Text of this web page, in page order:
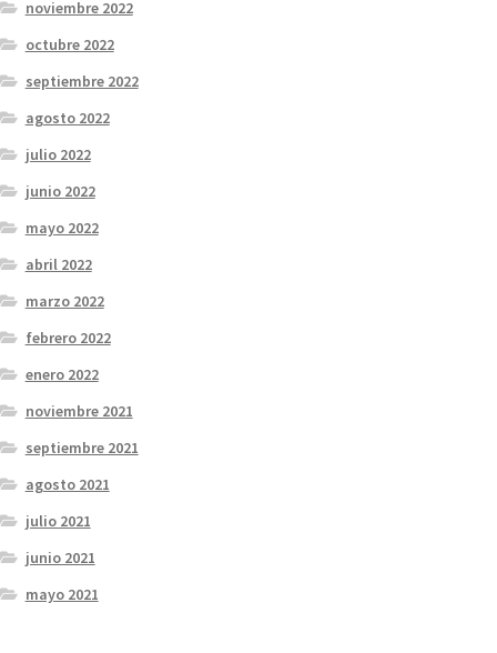
noviembre 2022
octubre 2022
septiembre 2022
agosto 2022
julio 2022
junio 2022
mayo 2022
abril 2022
marzo 2022
febrero 2022
enero 2022
noviembre 2021
septiembre 2021
agosto 2021
julio 2021
junio 2021
mayo 2021